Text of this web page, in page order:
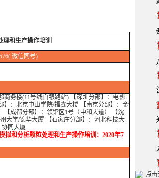
和生产操作培训
微信同号)
商务楼(11号线白银路站) 【深圳分部】：电影
：北京中山学院/福鑫大楼 【南京分部】：金
成都分部】：领馆区1号（中和大道） 【沈
大学/锦华大厦 【石家庄分部】：河北科技大
同大厦
拟和分析颗粒处理和生产操作培训 ：2020年7